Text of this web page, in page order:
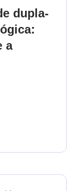
dupla-
a